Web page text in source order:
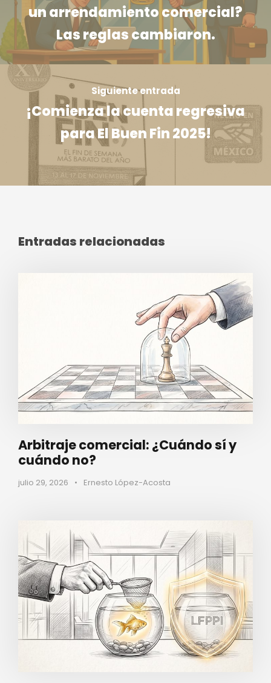
un arrendamiento comercial?
Las reglas cambiaron.
Siguiente entrada
¡Comienza la cuenta regresiva
para El Buen Fin 2025!
Entradas relacionadas
Arbitraje comercial: ¿Cuándo sí y
cuándo no?
julio 29, 2026 • Ernesto López-Acosta